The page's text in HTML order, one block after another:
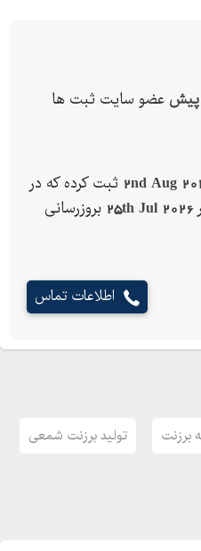
عضو سایت ثبت ها
2nd Aug ثبت کرده که در
25th Jul 2026 بروزرسانی
اطلاعات تماس
برزنت تولید برزنت شمعی